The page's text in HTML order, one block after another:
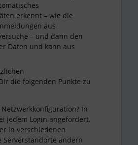
erkennt – wie die
aus
– und dann den
Daten und kann aus
die folgenden Punkte zu
In
jedem Login angefordert.
in verschiedenen
Serverstandorte ändern